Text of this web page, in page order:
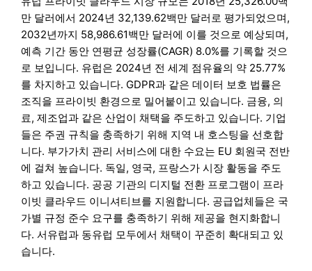
만 달러에서 2024년 32,139.62백만 달러로 평가되었으며,
2032년까지 58,986.61백만 달러에 이를 것으로 예상되며,
예측 기간 동안 연평균 성장률(CAGR) 8.0%를 기록할 것으
로 보입니다. 유럽은 2024년 전 세계 점유율의 약 25.77%
를 차지하고 있습니다. GDPR과 같은 데이터 보호 법률은
조직을 프라이빗 환경으로 밀어붙이고 있습니다. 금융, 의
료, 제조업과 같은 산업이 채택을 주도하고 있습니다. 기업
들은 주권 규칙을 충족하기 위해 지역 내 호스팅을 선호합
니다. 부가가치 관리 서비스에 대한 수요는 EU 회원국 전반
에 걸쳐 높습니다. 독일, 영국, 프랑스가 시장 활동을 주도
하고 있습니다. 공공 기관의 디지털 전환 프로그램이 프라
이빗 클라우드 이니셔티브를 지원합니다. 공급업체들은 국
가별 규정 준수 요구를 충족하기 위해 제공을 현지화합니
다. 서유럽과 동유럽 모두에서 채택이 꾸준히 확대되고 있
습니다.